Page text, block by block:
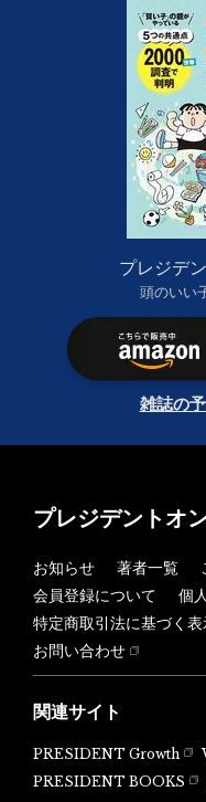
プレジデ
頭のいい
雑誌の
プレジデントオ
お知らせ 著者一覧
会員登録について
個
特定商取引法に基づく表
お問い合わせ
関連サイト
PRESIDENT Growth
PRESIDENT BOOKS